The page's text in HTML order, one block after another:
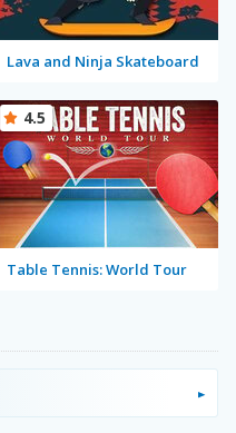
Lava and Ninja Skateboard
Table Tennis: World Tour
4.5